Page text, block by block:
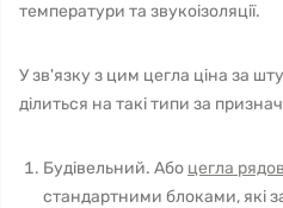
температури та звукоізоляції.
У зв'язку з цим цегла ціна за
ділиться на такі типи за
Будівельний. Або цегла
стандартними блоками, які